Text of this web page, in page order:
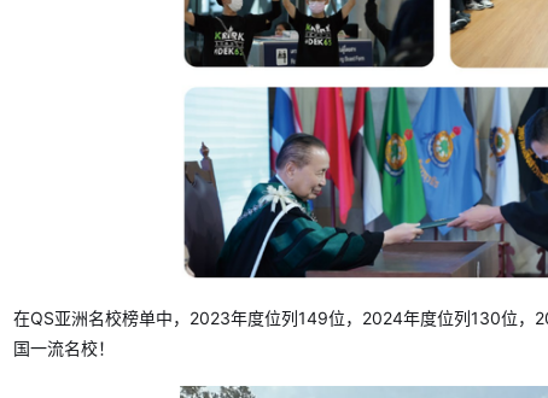
在QS亚洲名校榜单中，2023年度位列149位，2024年度位列130位
国一流名校！